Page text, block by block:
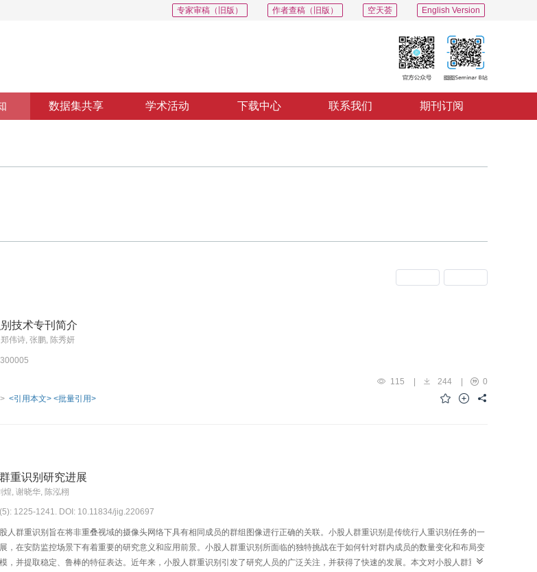
English Version
空天荟
作者查稿（旧版）
专家审稿（旧版）
数据集共享 学术活动 下载中心 联系我们 期刊订阅
技术专刊简介
伟诗, 张鹏, 陈秀妍
115 244
0
<引用本文> <批量引用>
重识别研究进展
煌, 谢晓华, 陈泓栩
1225-1241. DOI: 10.11834/jig.220697
人群重识别旨在将非重叠视域的摄像头网络下具有相同成员的群组图像进行正确的关联。小股人群重识别是传统行人重识别任务的一
，在安防监控场景下有着重要的研究意义和应用前景。小股人群重识别所面临的独特挑战在于如何针对群内成员的数量变化和布局变
，并提取稳定、鲁棒的特征表达。近年来，小股人群重识别引发了研究人员的广泛关注，并获得了快速的发展。本文对小股人群重识